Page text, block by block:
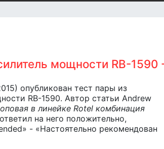
мощности RB-
опубликован тест пары из
RB-1590. Автор статьи Andrew
в линейке Rotel комбинация
на него положительно,
- «Настоятельно рекомендован